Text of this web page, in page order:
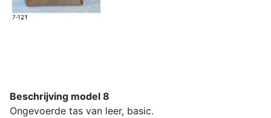
Beschrijving model 8
Ongevoerde tas van leer, basic.